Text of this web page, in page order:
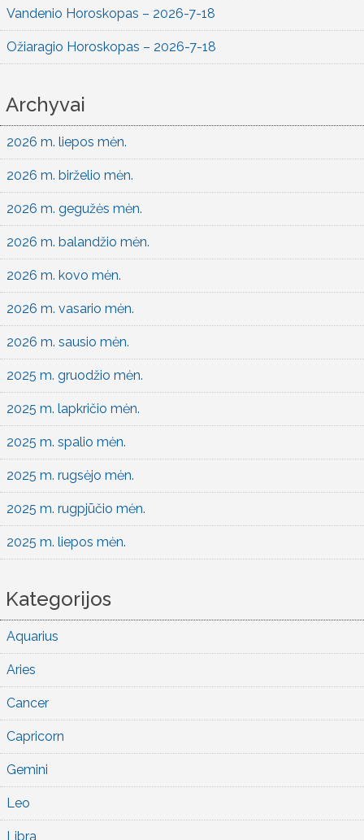
Vandenio Horoskopas – 2026-7-18
Ožiaragio Horoskopas – 2026-7-18
Archyvai
2026 m. liepos mėn.
2026 m. birželio mėn.
2026 m. gegužės mėn.
2026 m. balandžio mėn.
2026 m. kovo mėn.
2026 m. vasario mėn.
2026 m. sausio mėn.
2025 m. gruodžio mėn.
2025 m. lapkričio mėn.
2025 m. spalio mėn.
2025 m. rugsėjo mėn.
2025 m. rugpjūčio mėn.
2025 m. liepos mėn.
Kategorijos
Aquarius
Aries
Cancer
Capricorn
Gemini
Leo
Libra